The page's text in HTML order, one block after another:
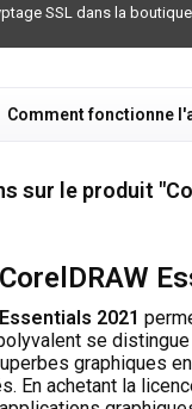
SSL dans la boutique.
Comment fonctionne
sur le produit
2021
se
graphiques
En achetant la